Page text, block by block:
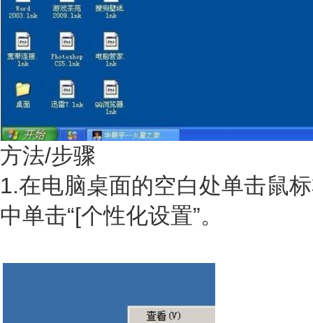
方法/步骤
1.在电脑桌面的空白处单击鼠
中单击“[个性化设置”。